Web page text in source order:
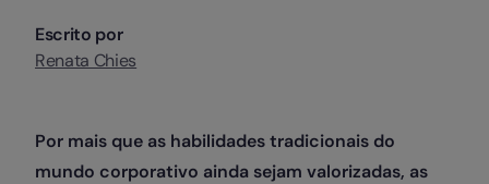
Escrito por
Renata Chies
Por mais que as habilidades tradicionais do
mundo corporativo ainda sejam valorizadas, as